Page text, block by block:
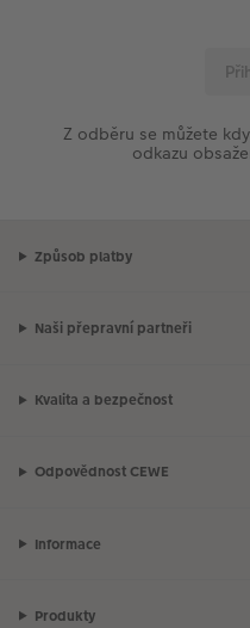
Z odběru se můžete
odkazu
Způsob platby
Naši přepravní partneři
Kvalita a bezpečnost
Odpovědnost CEWE
Informace
Produkty